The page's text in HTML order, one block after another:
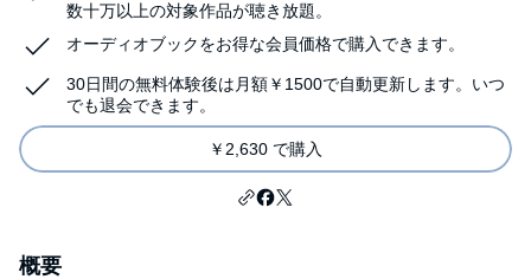
数十万以上の対象作品が聴き放題。
オーディオブックをお得な会員価格で購入できます。
30日間の無料体験後は月額￥1500で自動更新します。いつ
でも退会できます。
￥2,630 で購入
概要